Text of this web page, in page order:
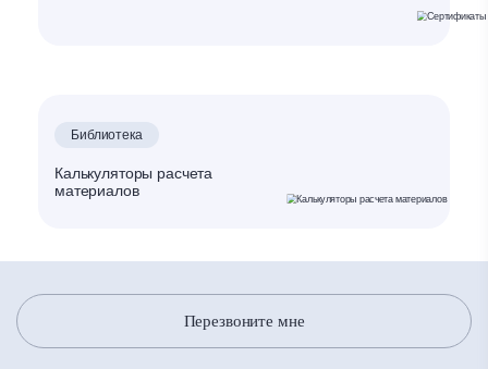
Библиотека
Калькуляторы расчета
материалов
Перезвоните мне